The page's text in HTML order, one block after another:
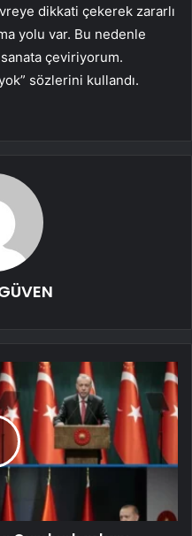
dikkati çekerek zararlı
yolu var. Bu nedenle
çeviriyorum.
sözlerini kullandı.